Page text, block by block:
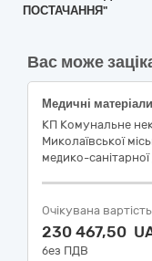
ПОСТАЧАННЯ"
Вас може
КП Комунальне
Миколаївської
медико-
Очікувана вартість
230 467,50
без ПДВ